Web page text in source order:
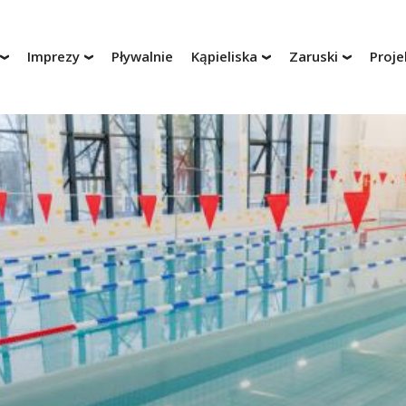
Imprezy Pływalnie Kąpieliska Zaruski